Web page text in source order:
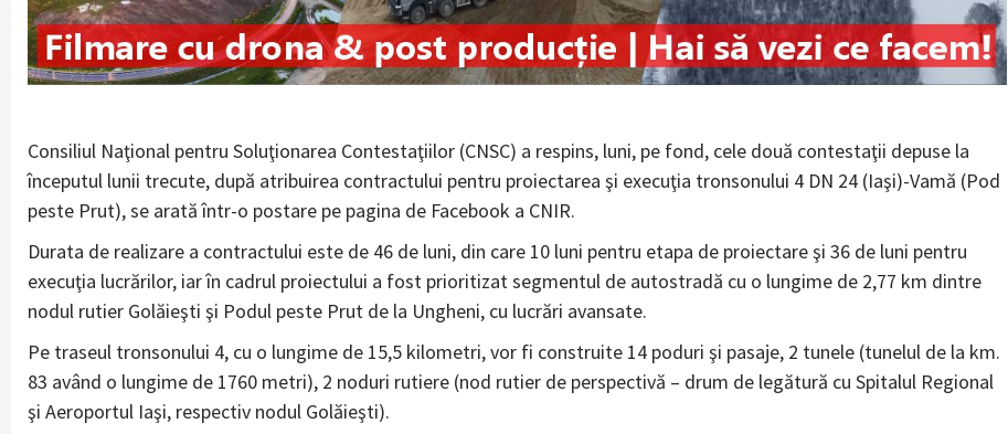
Consiliul Naţional pentru Soluţionarea Contestaţiilor (CNSC) a respins, luni, pe fond, cele două contestaţii depuse la
începutul lunii trecute, după atribuirea contractului pentru proiectarea şi execuţia tronsonului 4 DN 24 (Iaşi)-Vamă (Pod
peste Prut), se arată într-o postare pe pagina de Facebook a CNIR.
Durata de realizare a contractului este de 46 de luni, din care 10 luni pentru etapa de proiectare şi 36 de luni pentru
execuţia lucrărilor, iar în cadrul proiectului a fost prioritizat segmentul de autostradă cu o lungime de 2,77 km dintre
nodul rutier Golăieşti şi Podul peste Prut de la Ungheni, cu lucrări avansate.
Pe traseul tronsonului 4, cu o lungime de 15,5 kilometri, vor fi construite 14 poduri şi pasaje, 2 tunele (tunelul de la km.
83 având o lungime de 1760 metri), 2 noduri rutiere (nod rutier de perspectivă – drum de legătură cu Spitalul Regional
şi Aeroportul Iaşi, respectiv nodul Golăieşti).